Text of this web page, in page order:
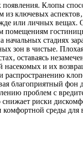
Клопы
из ключевых
или личных вещах.
помещениям
начальных стадиях
зон в чистые.
оставаясь
насекомых и их
благоприятный
проблем с
снижает риски
среды для